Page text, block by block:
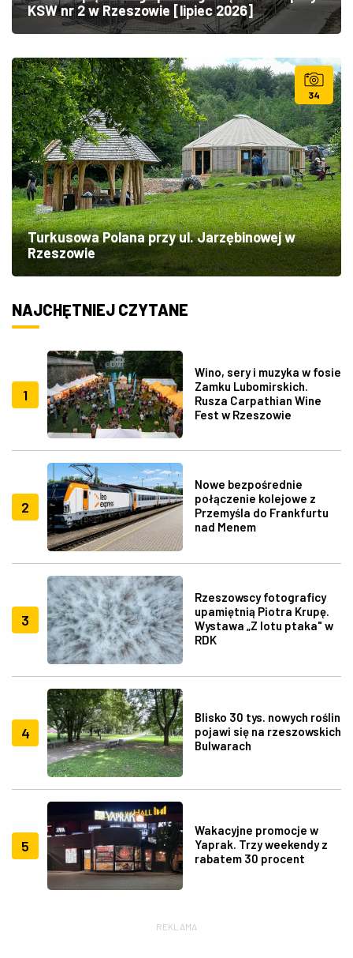
KSW nr 2 w Rzeszowie [lipiec 2026]
34
Turkusowa Polana przy ul. Jarzębinowej w
Rzeszowie
NAJCHĘTNIEJ CZYTANE
1
Wino, sery i muzyka w fosie
Zamku Lubomirskich.
Rusza Carpathian Wine
Fest w Rzeszowie
2
Nowe bezpośrednie
połączenie kolejowe z
Przemyśla do Frankfurtu
nad Menem
3
Rzeszowscy fotograficy
upamiętnią Piotra Krupę.
Wystawa „Z lotu ptaka" w
RDK
4
Blisko 30 tys. nowych roślin
pojawi się na rzeszowskich
Bulwarach
5
Wakacyjne promocje w
Yaprak. Trzy weekendy z
rabatem 30 procent
REKLAMA